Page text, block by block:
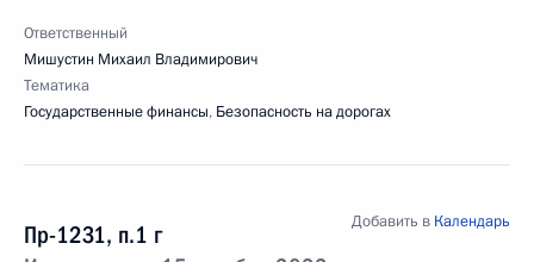
Ответственный
Мишустин Михаил Владимирович
Тематика
Государственные финансы, Безопасность на дорогах
Пр-1231, п.1 г
Добавить в Календарь